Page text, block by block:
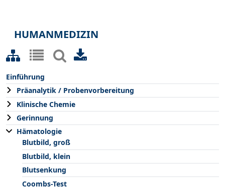
HUMANMEDIZIN
Einführung
Präanalytik / Probenvorbereitung
Klinische Chemie
Gerinnung
Hämatologie
Blutbild, groß
Blutbild, klein
Blutsenkung
Coombs-Test